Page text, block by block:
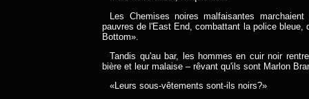
Les Chemises noires malfaisantes
pauvres de l'East End, combattant la police bleue,
Bottom».
Tandis qu'au bar, les hommes en cuir noir
bière et leur malaise – rêvant qu'ils sont Marlon
«Leurs sous-vêtements sont-ils noirs?»